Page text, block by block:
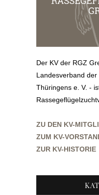
Der KV der RGZ
Landesverband
Thüringens e. V. -
ZU DEN KV-
ZUM KV-
ZUR KV-HISTORIE